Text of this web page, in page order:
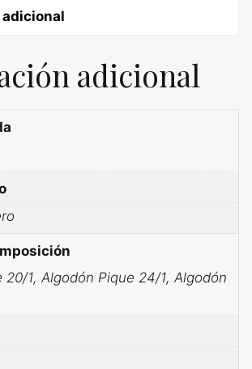
adicional
20/1, Algodón Pique 24/1, Algodón